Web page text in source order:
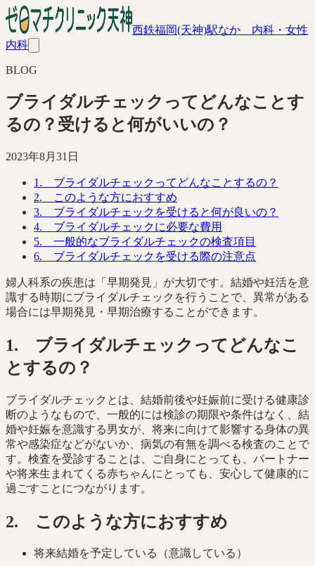
西鉄福岡(天神)駅なか 内科・女性
内科
BLOG
ブライダルチェックってどんなことす
るの？受けると何がいいの？
2023年8月31日
1. ブライダルチェックってどんなことするの？
2. このような方におすすめ
3. ブライダルチェックを受けると何が良いの？
4. ブライダルチェックに必要な費用
5. 一般的なブライダルチェックの検査項目
6. ブライダルチェックを受ける際の注意点
婦人科系の疾患は「早期発見」が大切です。結婚や妊活を意
識する時期にブライダルチェックを行うことで、異常がある
場合には早期発見・早期治療することができます。
1. ブライダルチェックってどんなこ
とするの？
ブライダルチェックとは、結婚前後や妊娠前に受ける健康診
断のようなもので、一般的には検診の期限や条件はなく、結
婚や妊娠を意識する男女が、将来に向けて影響する身体の異
常や感染症などがないか、病気の有無を調べる検査のことで
す。検査を受診することは、ご自身にとっても、パートナー
や将来生まれてくる赤ちゃんにとっても、安心して健康的に
過ごすことにつながります。
2. このような方におすすめ
将来結婚を予定している（意識している）